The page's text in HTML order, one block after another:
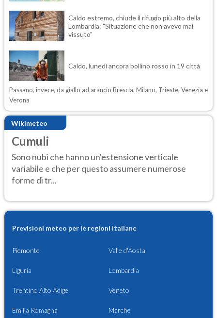
Caldo estremo, chiude il rifugio più alto della
Lombardia: "Situazione che non avevo mai
vissuto"
Caldo, lunedì ancora bollino rosso in 19 città
Passano, invece, da giallo ad arancio Brescia, Milano, Trieste, Venezia e
Verona
Wikimeteo
Cumuli
Sono nubi che hanno un'estensione verticale
variabile e che per questo assumere numerose
forme di tr...
Previsioni meteo per le regioni italiane
Piemonte Valle d'Aosta
Liguria Lombardia
Trentino Alto Adige Veneto
Emilia Romagna Marche